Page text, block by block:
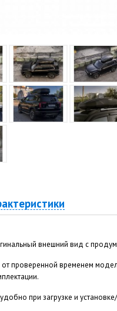
внешний вид с
проверенной временем
при загрузке и